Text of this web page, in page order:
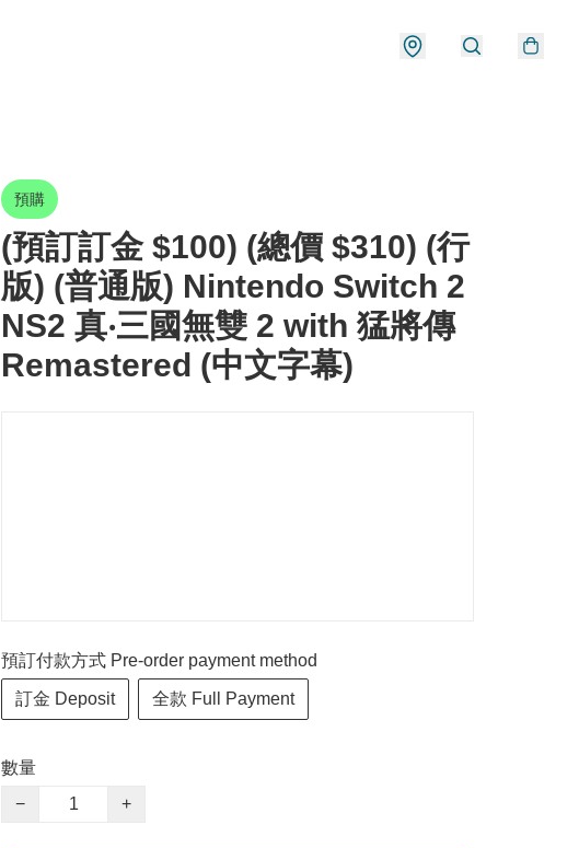
預購
(預訂訂金 $100) (總價 $310) (行
版) (普通版) Nintendo Switch 2
NS2 真‧三國無雙 2 with 猛將傳
Remastered (中文字幕)
預訂付款方式 Pre-order payment method
訂金 Deposit 全款 Full Payment
數量
−
+